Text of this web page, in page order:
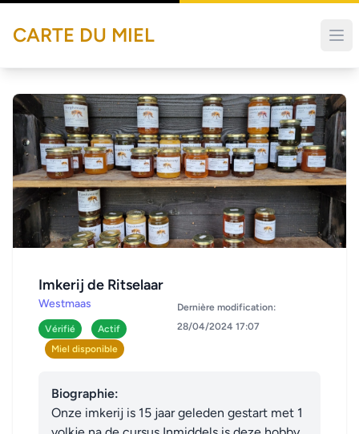
CARTE DU MIEL
Imkerij de Ritselaar
Westmaas
Vérifié
Actif
Miel disponible
Dernière modification:
28/04/2024 17:07
Biographie:
Onze imkerij is 15 jaar geleden gestart met 1